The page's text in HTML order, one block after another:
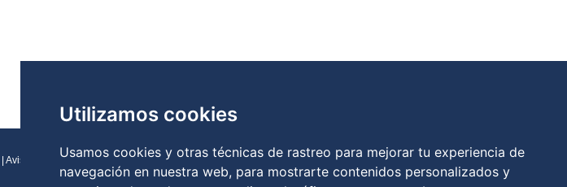
Utilizamos cookies
Usamos cookies y otras técnicas de rastreo para mejorar tu experiencia de
navegación en nuestra web, para mostrarte contenidos personalizados y
Aviso legal Condiciones generales de venta| Política de cookies|RGPD